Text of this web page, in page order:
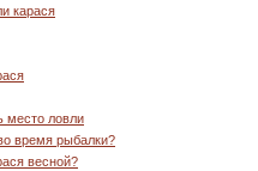
карася
место ловли
время рыбалки?
весной?